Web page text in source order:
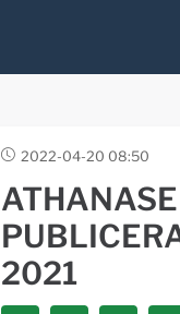
2022-04-20 08:50
2021